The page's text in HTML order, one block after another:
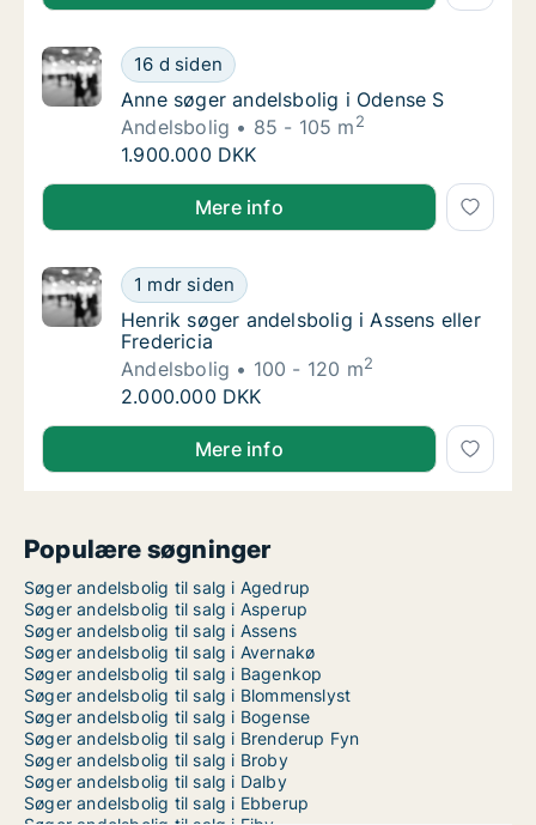
Anne søger andelsbolig i Odense S
16 d siden
Anne søger andelsbolig i Odense S
Anne søger andelsbolig i Odense S
Andelsbolig
85 - 105 m2
Anne søger andelsbolig i Odense S
1.900.000 DKK
Anne søger andelsbolig i Odense S
Mere info
Henrik søger andelsbolig i Assens eller
1 mdr siden
Henrik søger andelsbolig i Assens eller
Henrik søger andelsbolig i Assens eller
Fredericia
Andelsbolig
100 - 120 m2
Henrik søger andelsbolig i Assens eller
2.000.000 DKK
Henrik søger andelsbolig i Assens eller Fredericia
Mere info
Populære søgninger
Søger andelsbolig til salg i Agedrup
Søger andelsbolig til salg i Asperup
Søger andelsbolig til salg i Assens
Søger andelsbolig til salg i Avernakø
Søger andelsbolig til salg i Bagenkop
Søger andelsbolig til salg i Blommenslyst
Søger andelsbolig til salg i Bogense
Søger andelsbolig til salg i Brenderup Fyn
Søger andelsbolig til salg i Broby
Søger andelsbolig til salg i Dalby
Søger andelsbolig til salg i Ebberup